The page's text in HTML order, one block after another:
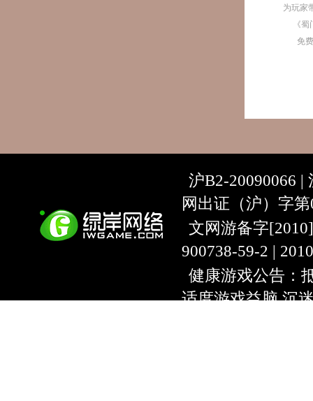
为玩家
《
免
沪B2-20090066 |
网出证（沪）字
文网游备字
900738-59-2 |
健康游戏公告：
适度游戏益脑 沉